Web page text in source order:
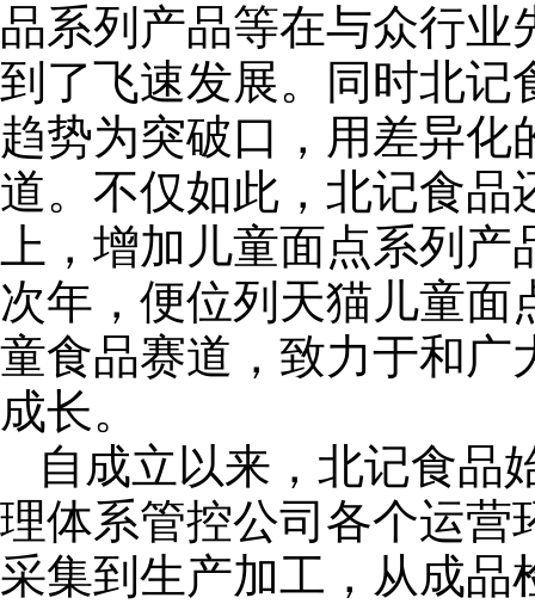
品系列产品等在与众行
到了飞速发展。同时北记
趋势为突破口，用差异化
道。不仅如此，北记食品
上，增加儿童面点系列
次年，便位列天猫儿童
童食品赛道，致力于和广
成长。
自成立以来，北记食品
理体系管控公司各个运营
采集到生产加工，从成品